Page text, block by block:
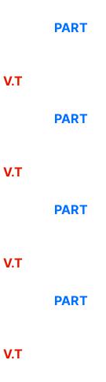
PART
V.T
PART
V.T
PART
V.T
PART
V.T